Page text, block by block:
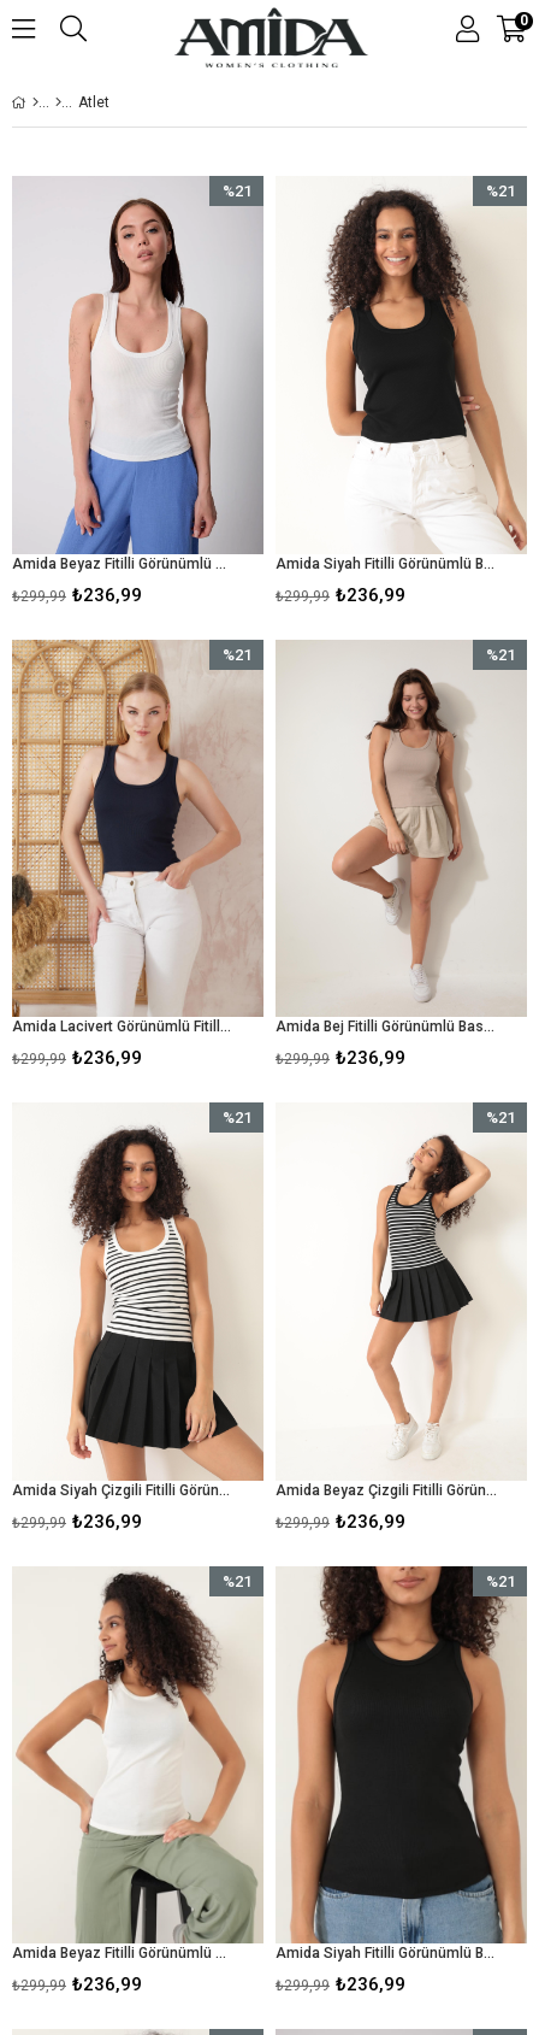
0
Atlet
Amida Beyaz Fitilli Görünümlü Basic Kalın Askılı Kadın Crop Atlet- 2403
₺236,99
₺299,99
%21
Amida Siyah Fitilli Görünümlü Basic Kalın Askılı Kadın Crop Atlet- 2403
₺236,99
₺299,99
%21
Amida Lacivert Görünümlü Fitilli Basic Kalın Askılı Kadın Crop Atlet- 2403
₺236,99
₺299,99
%21
Amida Bej Fitilli Görünümlü Basic Kalın Askılı Kadın Crop Atlet- 2403
₺236,99
₺299,99
%21
Amida Siyah Çizgili Fitilli Görünümlü Basic Kalın Askılı Kadın Crop Atlet- 2403
₺236,99
₺299,99
%21
Amida Beyaz Çizgili Fitilli Görünümlü Basic Kalın Askılı Kadın Crop Atlet- 2403
₺236,99
₺299,99
%21
Amida Beyaz Fitilli Görünümlü Basic Bisiklet Yaka Kadın Atlet- 2416
₺236,99
₺299,99
%21
%21İndirim
Amida Siyah Fitilli Görünümlü Basic Bisiklet Yaka Kadın Atlet- 2416
₺236,99
₺299,99
%21
İndirim